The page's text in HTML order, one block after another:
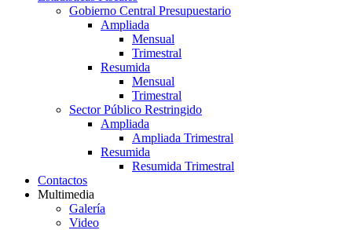
Gobierno Central Presupuestario
Ampliada
Mensual
Trimestral
Resumida
Mensual
Trimestral
Sector Público Restringido
Ampliada
Ampliada Trimestral
Resumida
Resumida Trimestral
Contactos
Multimedia
Galería
Video